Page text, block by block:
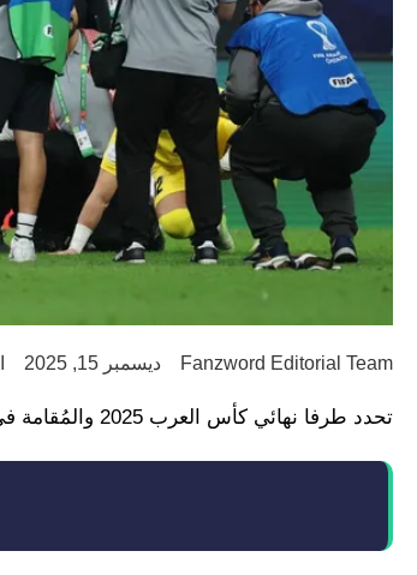
Fanzword Editorial Team ديسمبر 15, 2025
تحدد طرفا نهائي كأس العرب 2025 والمُقامة في قطر، حيث سيلتقي منتخب المغرب مع منتخب الأردن على ملعب لوسيل.